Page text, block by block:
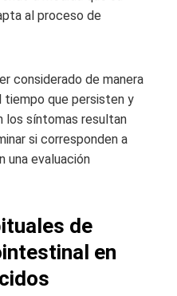
al proceso de
considerado de manera
tiempo que persisten y
los síntomas resultan
si corresponden a
una evaluación
de
en